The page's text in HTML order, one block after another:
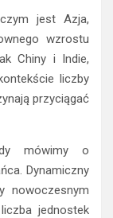
jest Azja,
wzrostu
Chiny i Indie,
liczby
przyciągać
mówimy o
Dynamiczny
nowoczesnym
jednostek